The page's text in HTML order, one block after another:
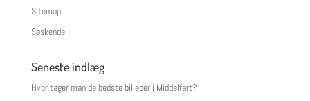
Sitemap
Søskende
Seneste indlæg
Hvor tager man de bedste billeder i Middelfart?